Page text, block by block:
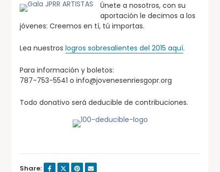
Únete a nosotros, con su
aportación le decimos a los
jóvenes: Creemos en tí, tú importas.
Lea nuestros logros sobresalientes del 2015 aquí.
Para información y boletos:
787-753-5541 o info@jovenesenriesgopr.org
Todo donativo será deducible de contribuciones.
Share: